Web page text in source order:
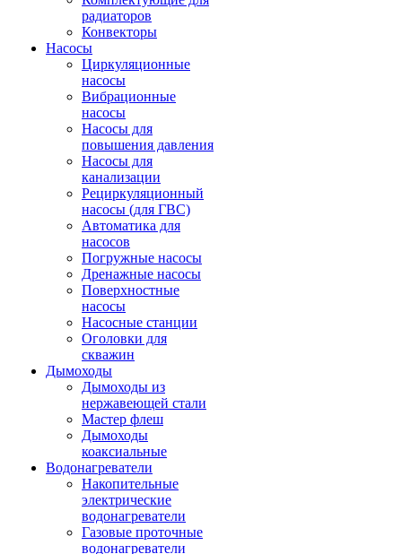
радиаторов
Конвекторы
Насосы
Циркуляционные
насосы
Вибрационные
насосы
Насосы для
повышения давления
Насосы для
канализации
Рециркуляционный
насосы (для ГВС)
Автоматика для
насосов
Погружные насосы
Дренажные насосы
Поверхностные
насосы
Насосные станции
Оголовки для
скважин
Дымоходы
Дымоходы из
нержавеющей стали
Мастер флеш
Дымоходы
коаксиальные
Водонагреватели
Накопительные
электрические
водонагреватели
Газовые проточные
водонагреватели